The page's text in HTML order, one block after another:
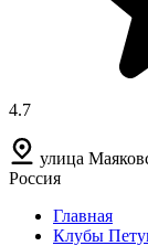
4.7
улица
Россия
Главная
Клубы